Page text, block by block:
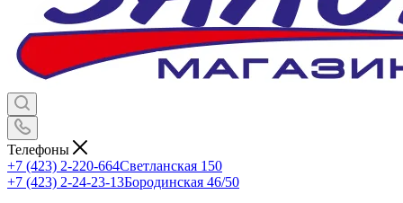
Телефоны
+7 (423) 2-220-664Светланская 150
+7 (423) 2-24-23-13Бородинская 46/50